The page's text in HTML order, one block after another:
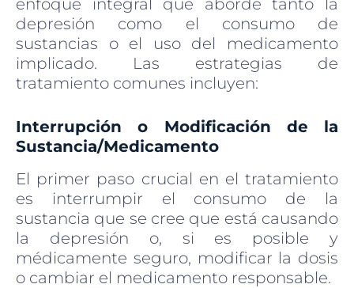
depresión como el consumo de
sustancias o el uso del medicamento
implicado. Las estrategias de
tratamiento comunes incluyen:
Interrupción o Modificación de la
Sustancia/Medicamento
El primer paso crucial en el tratamiento
es interrumpir el consumo de la
sustancia que se cree que está causando
la depresión o, si es posible y
médicamente seguro, modificar la dosis
o cambiar el medicamento responsable.